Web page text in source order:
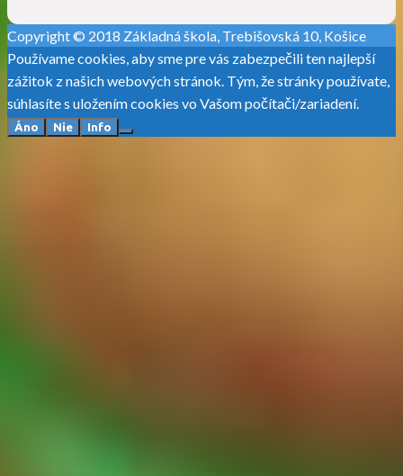
Copyright © 2018 Základná škola, Trebišovská 10, Košice
Používame cookies, aby sme pre vás zabezpečili ten najlepší
zážitok z našich webových stránok. Tým, že stránky používate,
súhlasíte s uložením cookies vo Vašom počítači/zariadení.
Áno Nie Info